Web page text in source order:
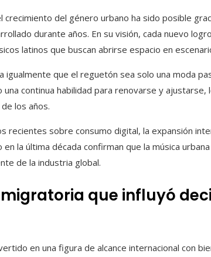
crecimiento del género urbano ha sido posible
durante años. En su visión, cada nuevo
latinos que buscan abrirse espacio en
igualmente que el reguetón sea solo una moda
una continua habilidad para renovarse y
los años.
recientes sobre consumo digital, la expansión
la última década confirman que la música
de la industria global.
que influyó
en una figura de alcance internacional con